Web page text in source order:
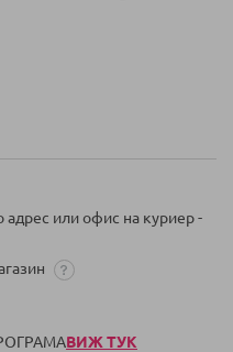
адрес или офис на куриер -
ВИЖ ТУК